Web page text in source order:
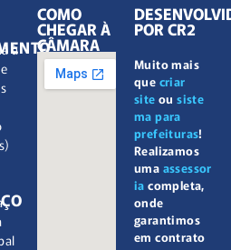
à
COMO
CHEGAR À
CÂMARA
Muito mais
que criar
site ousiste
ma para
prefeituras!
Realizamos
uma assessor
ia completa,
onde
garantimos
em contrato
POR CR2